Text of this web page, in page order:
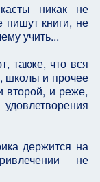
никак не
книги, не
учить...
также, что вся
школы и прочее
второй, и реже,
держится на
не